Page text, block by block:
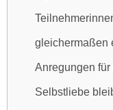
gleichermaßen
Anregungen für
Selbstliebe